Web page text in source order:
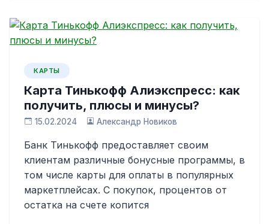
КАРТЫ
Карта Тинькофф Алиэкспресс: как
получить, плюсы и минусы?
15.02.2024 Александр Новиков
Банк Тинькофф предоставляет своим
клиентам различные бонусные программы, в
том числе карты для оплаты в популярных
маркетплейсах. С покупок, процентов от
остатка на счете копится